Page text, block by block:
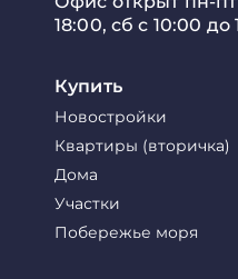
18:00, сб с 10:00 до
Купить
Новостройки
Квартиры (вторичка)
Дома
Участки
Побережье моря